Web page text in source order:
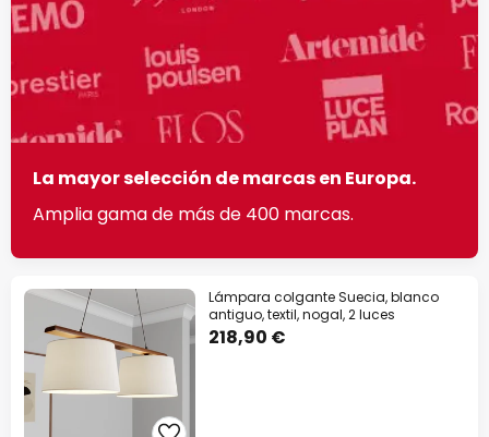
La mayor selección de marcas en Europa.
Amplia gama de más de 400 marcas.
Lámpara colgante Suecia, blanco
antiguo, textil, nogal, 2 luces
218,90 €